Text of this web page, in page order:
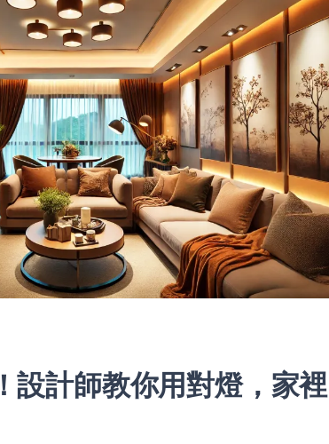
設計師教你用對燈，家裡